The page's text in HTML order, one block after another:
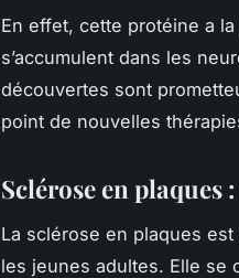
En effet, cette protéine a
s’accumulent dans les
découvertes sont
point de nouvelles
Sclérose en
La sclérose en plaques
les jeunes adultes. Elle se